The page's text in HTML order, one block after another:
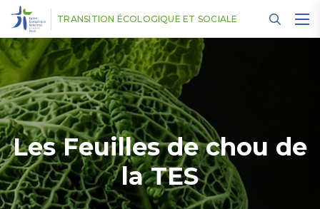
TRANSITION ÉCOLOGIQUE ET SOCIALE
Les Feuilles de chou de
la TES
Panneau de gestion des cookies